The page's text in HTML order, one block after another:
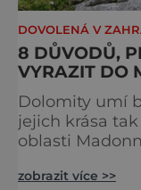
DOVOLENÁ V
8 DŮVODŮ,
VYRAZIT DO
Dolomity umí
jejich krása
oblasti
věžemi,
zobrazit více >>